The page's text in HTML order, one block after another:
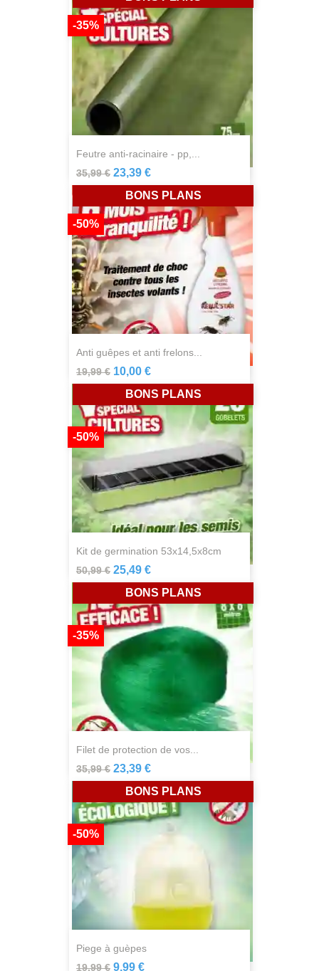
feutre anti-racinaire - pp,...
35,99 €
-35%
23,39 €
anti guêpes et anti frelons...
19,99 €
-50%
10,00 €
BONS PLANS
kit de germination 53x14,5x8cm
50,99 €
-50%
25,49 €
BONS PLANS
filet de protection de vos...
35,99 €
-35%
23,39 €
BONS PLANS
piege à guèpes
19,99 €
-50%
9,99 €
BONS PLANS